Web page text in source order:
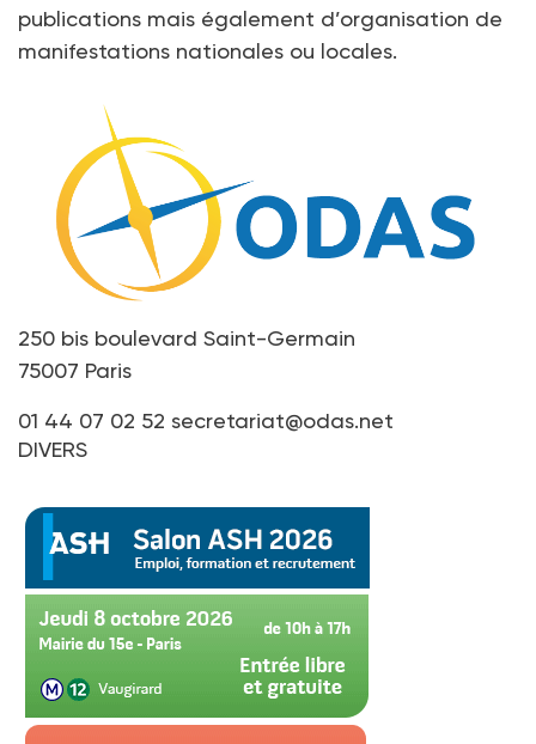
publications mais également d’organisation de
manifestations nationales ou locales.
250 bis boulevard Saint-Germain
75007 Paris
01 44 07 02 52 secretariat@odas.net
DIVERS